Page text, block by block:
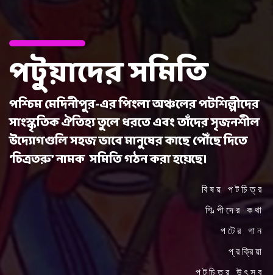
পটুয়াদের সমিতি
পশ্চিম মেদিনীপুর-এর পিংলা অঞ্চলের পটশিল্পীদের
সাংস্কৃতিক ঐতিহ্য তুলে ধরতে এবং তাঁদের সৃজনশীল
উদ্যোগগুলি সহজ ভাবে মানুষের কাছে পৌঁছে দিতে
‘চিত্রতরু’ নামক সমিতি গঠন করা হয়েছে।
বিষয় পটচিত্র
শিল্পীদের কথা
পটের গান
প্রক্রিয়া
পটচিত্র উৎসব